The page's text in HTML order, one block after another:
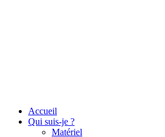
Accueil
Qui suis-je ?
Matériel